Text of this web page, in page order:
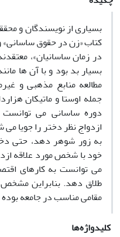
بسیاری از نویسندگان و
کتاب «زن در حقوق
در زمان ساسانیان»،
بسیار بد بود و با آن ها
مطالعه منابع مذهبی و
جمله اوستا و ماتیکان
دوره ساسانی می
ازدواج نظر دختر را جویا
به زور شوهر دهد، حتی
خود با شخص مورد علاقه
می توانست به کارهای
طلاق دهد. بنابراین
مقامی مناسب در جامعه
کلیدواژه‌ها